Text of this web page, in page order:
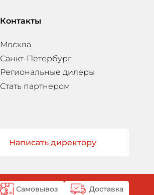
Контакты
Москва
Санкт-Петербург
Региональные дилеры
Стать партнером
Написать директору
Самовывоз Доставка